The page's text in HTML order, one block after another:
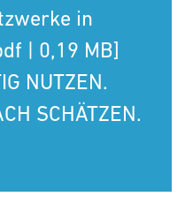
in
| 0,19 MB]
NUTZEN.
SCHÄTZEN.